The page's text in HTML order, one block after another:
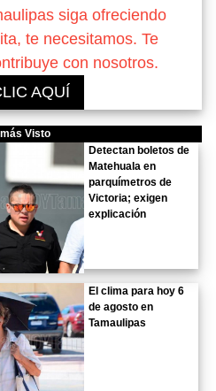
siga ofreciendo
te necesitamos. Te
con nosotros.
AQUÍ
más Visto
Detectan boletos de
Matehuala en
parquímetros de
Victoria; exigen
explicación
El clima para hoy 6
de agosto en
Tamaulipas